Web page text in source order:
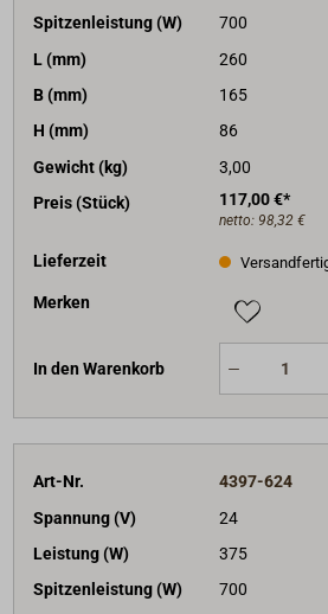
Spitzenleistung (W)
700
L (mm)
260
B (mm)
165
H (mm)
86
Gewicht (kg)
3,00
Preis (Stück)
117,00 €*
netto: 98,32 €
Lieferzeit
Merken
In den Warenkorb
Art-Nr.
4397-624
Spannung (V)
24
Leistung (W)
375
Spitzenleistung (W)
700